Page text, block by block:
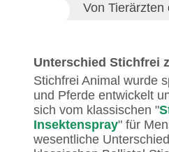
Von Tierärzten
Unterschied Stichfrei
Stichfrei Animal wurde
und Pferde entwickelt
sich vom klassischen "
Insektenspray" für
wesentliche